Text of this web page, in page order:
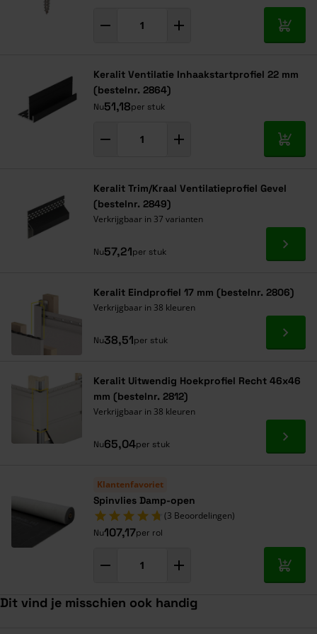
In
Keralit Ventilatie Inhaakstartprofiel 22 mm
(bestelnr. 2864)
Nu51,18per stuk
In
Keralit Trim/Kraal Ventilatieprofiel Gevel
(bestelnr. 2849)
Verkrijgbaar in 37 varianten
Nu57,21per stuk Ga
Keralit Eindprofiel 17 mm (bestelnr. 2806)
Verkrijgbaar in 38 kleuren
Nu38,51per stuk Ga
Keralit Uitwendig Hoekprofiel Recht 46x46
mm (bestelnr. 2812)
Verkrijgbaar in 38 kleuren
Nu65,04per stuk Ga
Klantenfavoriet
Spinvlies Damp-open
(3 Beoordelingen)
Nu107,17per rol
In
Dit vind je misschien ook handig